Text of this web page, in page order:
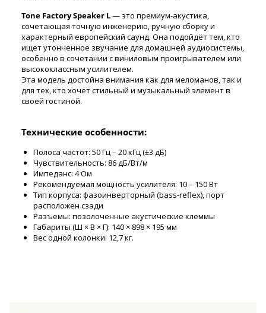
Tone Factory Speaker L— это премиум-акустика,
сочетающая точную инженерию, ручную сборку и
характерный европейский саунд. Она подойдёт тем, кто
ищет утонченное звучание для домашней аудиосистемы,
особенно в сочетании с виниловым проигрывателем или
высококлассным усилителем.
Эта модель достойна внимания как для меломанов, так и
для тех, кто хочет стильный и музыкальный элемент в
своей гостиной.
Технические особенности:
Полоса частот: 50 Гц – 20 кГц (±3 дБ)
Чувствительность: 86 дБ/Вт/м
Импеданс: 4 Ом
Рекомендуемая мощность усилителя: 10 – 150 Вт
Тип корпуса: фазоинверторный (bass-reflex), порт
расположен сзади
Разъемы: позолоченные акустические клеммы
Габариты (Ш × В × Г): 140 × 898 × 195 мм
Вес одной колонки: 12,7 кг.